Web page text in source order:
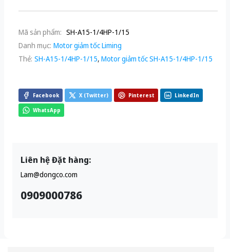
Mã sản phẩm: SH-A15-1/4HP-1/15
Danh mục: Motor giảm tốc Liming
Thẻ: SH-A15-1/4HP-1/15, Motor giảm tốc SH-A15-1/4HP-1/15
Facebook X (Twitter) Pinterest LinkedIn
WhatsApp
Liên hệ Đặt hàng:
Lam@dongco.com
0909000786